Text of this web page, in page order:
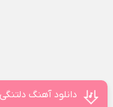
دانلود آهنگ